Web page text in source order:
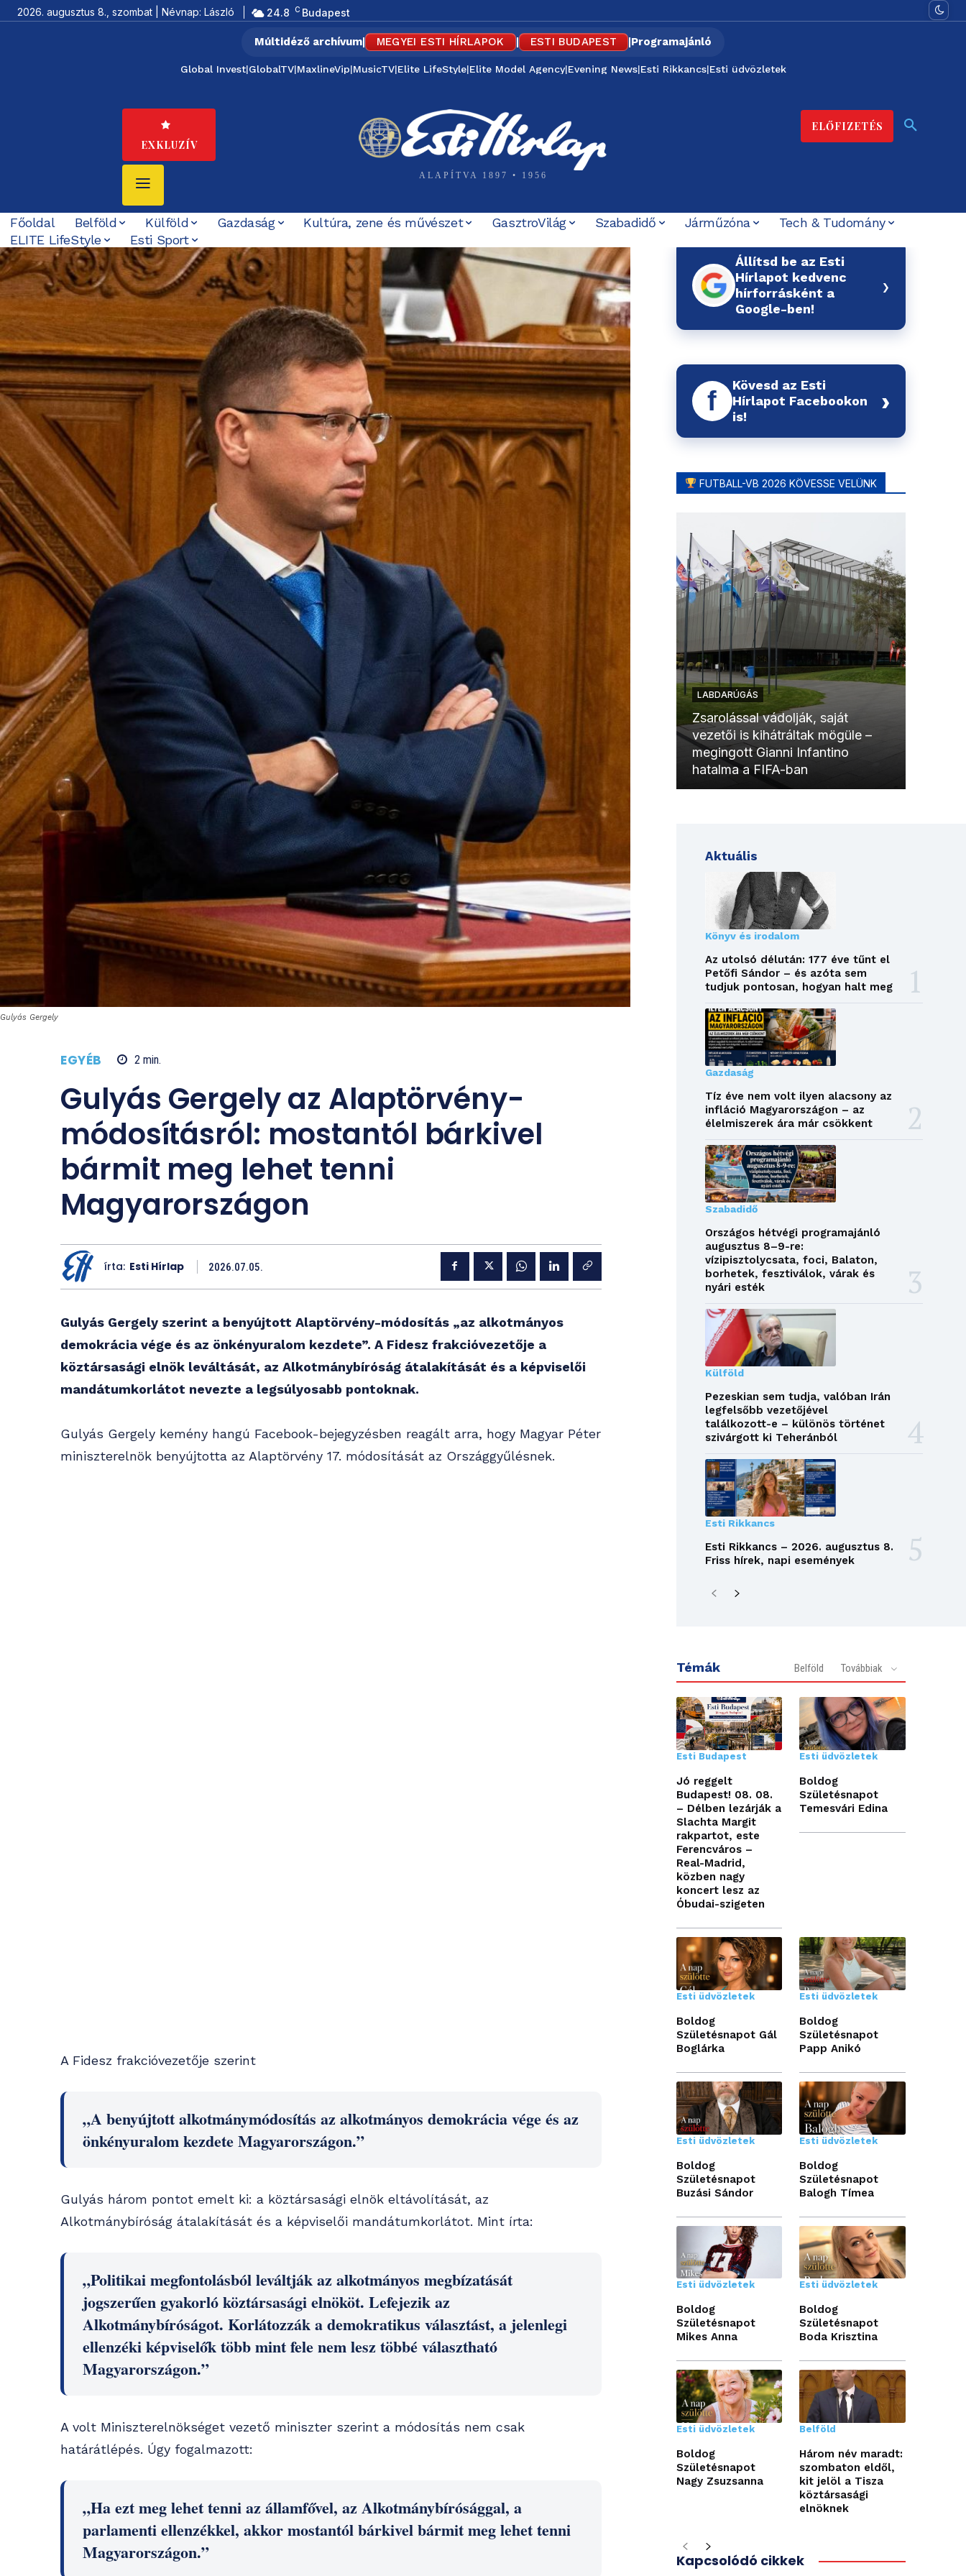
2026. augusztus 8., szombat | Névnap: László 24.8 C Budapest
Múltidéző archívum| MEGYEI ESTI HÍRLAPOK | ESTI BUDAPEST |Programajánló
Global Invest|GlobalTV|MaxlineVip|MusicTV|Elite LifeStyle|Elite Model Agency|Evening News|Esti Rikkancs|Esti üdvözletek
EXKLUZÍV
ALAPÍTVA 1897 • 1956
ELŐFIZETÉS
Főoldal Belföld Külföld Gazdaság Kultúra, zene és művészet GasztroVilág Szabadidő Járműzóna
Tech & Tudomány
ELITE LifeStyle
Esti Sport
Gulyás Gergely
EGYÉB 2 min.
Gulyás Gergely az Alaptörvény-
módosításról: mostantól bárkivel
bármit meg lehet tenni
Magyarországon
írta: Esti Hírlap 2026.07.05.
Gulyás Gergely szerint a benyújtott Alaptörvény-módosítás „az alkotmányos
demokrácia vége és az önkényuralom kezdete”. A Fidesz frakcióvezetője a
köztársasági elnök leváltását, az Alkotmánybíróság átalakítását és a képviselői
mandátumkorlátot nevezte a legsúlyosabb pontoknak.
Gulyás Gergely kemény hangú Facebook-bejegyzésben reagált arra, hogy Magyar Péter
miniszterelnök benyújtotta az Alaptörvény 17. módosítását az Országgyűlésnek.
A Fidesz frakcióvezetője szerint
„A benyújtott alkotmánymódosítás az alkotmányos demokrácia vége és az
önkényuralom kezdete Magyarországon.”
Gulyás három pontot emelt ki: a köztársasági elnök eltávolítását, az
Alkotmánybíróság átalakítását és a képviselői mandátumkorlátot. Mint írta:
„Politikai megfontolásból leváltják az alkotmányos megbízatását
jogszerűen gyakorló köztársasági elnököt. Lefejezik az
Alkotmánybíróságot. Korlátozzák a demokratikus választást, a jelenlegi
ellenzéki képviselők több mint fele nem lesz többé választható
Magyarországon.”
A volt Miniszterelnökséget vezető miniszter szerint a módosítás nem csak
határátlépés. Úgy fogalmazott:
„Ha ezt meg lehet tenni az államfővel, az Alkotmánybírósággal, a
parlamenti ellenzékkel, akkor mostantól bárkivel bármit meg lehet tenni
Magyarországon.”
Állítsd be az Esti
Hírlapot kedvenc
hírforrásként a
Google-ben!
›
f
Kövesd az Esti
Hírlapot Facebookon
is!
›
FUTBALL-VB 2026 KÖVESSE VELÜNK
LABDARÚGÁS
Zsarolással vádolják, saját
vezetői is kihátráltak mögüle –
megingott Gianni Infantino
hatalma a FIFA-ban
Aktuális
Könyv és irodalom
Az utolsó délután: 177 éve tűnt el
Petőfi Sándor – és azóta sem
tudjuk pontosan, hogyan halt meg
Gazdaság
Tíz éve nem volt ilyen alacsony az
infláció Magyarországon – az
élelmiszerek ára már csökkent
Szabadidő
Országos hétvégi programajánló
augusztus 8–9-re:
vízipisztolycsata, foci, Balaton,
borhetek, fesztiválok, várak és
nyári esték
Külföld
Pezeskian sem tudja, valóban Irán
legfelsőbb vezetőjével
találkozott-e – különös történet
szivárgott ki Teheránból
Esti Rikkancs
Esti Rikkancs – 2026. augusztus 8.
Friss hírek, napi események
Témák Belföld Továbbiak
Esti Budapest
Jó reggelt
Budapest! 08. 08.
– Délben lezárják a
Slachta Margit
rakpartot, este
Ferencváros –
Real-Madrid,
közben nagy
koncert lesz az
Óbudai-szigeten
Esti üdvözletek
Boldog
Születésnapot
Temesvári Edina
Esti üdvözletek
Boldog
Születésnapot Gál
Boglárka
Esti üdvözletek
Boldog
Születésnapot
Papp Anikó
Esti üdvözletek
Boldog
Születésnapot
Buzási Sándor
Esti üdvözletek
Boldog
Születésnapot
Balogh Tímea
Esti üdvözletek
Boldog
Születésnapot
Mikes Anna
Esti üdvözletek
Boldog
Születésnapot
Boda Krisztina
Esti üdvözletek
Boldog
Születésnapot
Nagy Zsuzsanna
Belföld
Három név maradt:
szombaton eldől,
kit jelöl a Tisza
köztársasági
elnöknek
Kapcsolódó cikkek